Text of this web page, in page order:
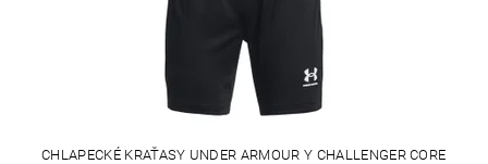
CHLAPECKÉ KRAŤASY UNDER ARMOUR Y CHALLENGER CORE